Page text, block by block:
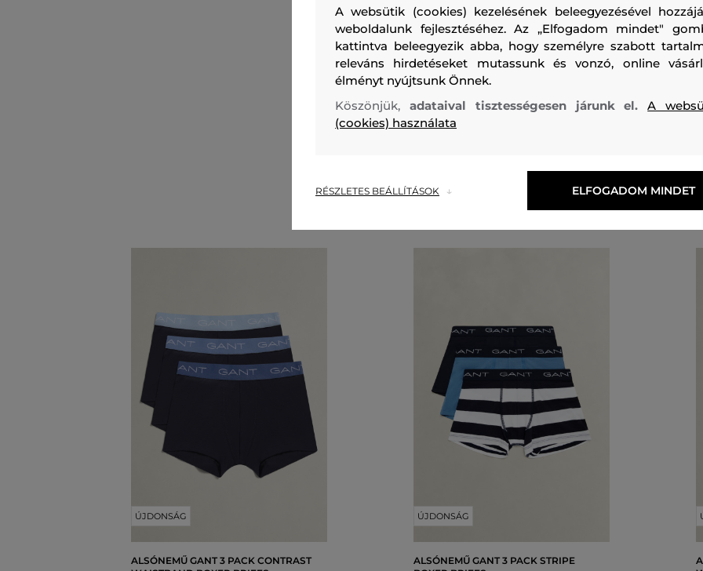
felső anyag
PAMUT
95 %
ELASZTÁN
5 %
Ajánlott termékek
ÚJDONSÁG
ALSÓNEMŰ GANT 3 PACK CONTRAST
ÚJDONSÁG
ALSÓNEMŰ GANT 3 PACK STRIPE
A websütik (cookies) kezelésének beleegyezésével
weboldalunk fejlesztéséhez. Az „Elfogadom mindet"
kattintva beleegyezik abba, hogy személyre szabott
releváns hirdetéseket mutassunk és vonzó, online
élményt nyújtsunk Önnek.
Köszönjük, adataival tisztességesen járunk el.A
(cookies) használata
RÉSZLETES BEÁLLÍTÁSOK ELFOGADOM MINDET